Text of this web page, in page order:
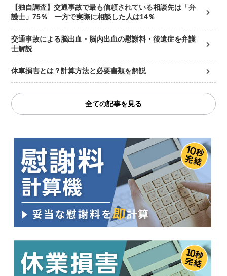
【独自調査】交通事故で最も信頼されている相談先は「弁
護士」75％ 一方で実際に相談した人は14％
交通事故による脳出血・脳内出血の慰謝料・後遺症を弁護
士解説
休車損害とは？計算方法と必要書類を解説
全ての記事を見る